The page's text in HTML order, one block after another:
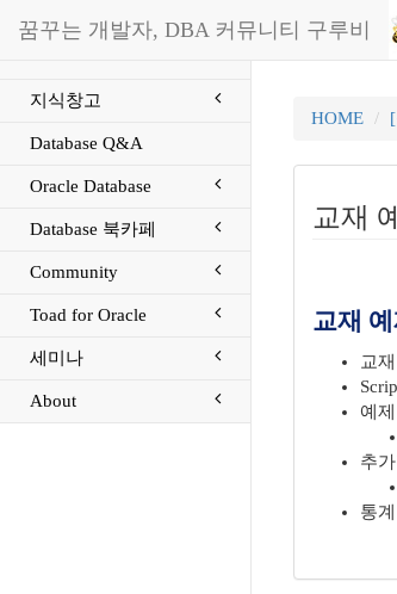
꿈꾸는 개발자, DBA 커뮤니티 구루비
지식창고
Database Q&A
Oracle Database
Database 북카페
Community
Toad for Oracle
세미나
About
HOME
교재
교재
교
예
추
통